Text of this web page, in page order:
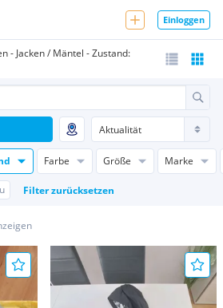
Einloggen
- Jacken / Mäntel - Zustand:
Farbe Größe Marke
Filter zurücksetzen